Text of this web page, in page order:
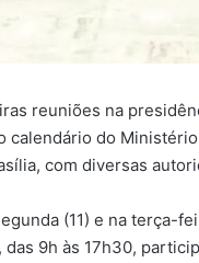
reuniões na
calendário do
com diversas
(11) e na terça-
9h às 17h30,